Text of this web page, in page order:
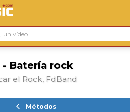
- Batería rock
el Rock, FdBand
Métodos